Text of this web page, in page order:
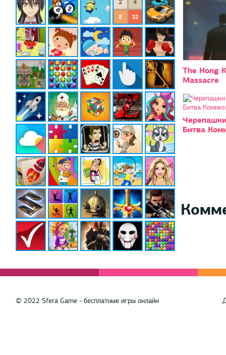
The Hong
Massacre
Битва
© 2022 Sfera Game - бесплатные игры онлайн